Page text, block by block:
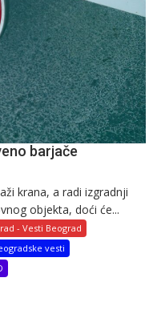
barjače
krana, a radi izgradnji
objekta, doći će...
- Vesti Beograd
vesti